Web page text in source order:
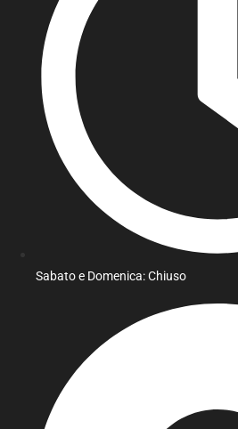
Sabato e Domenica: Chiuso